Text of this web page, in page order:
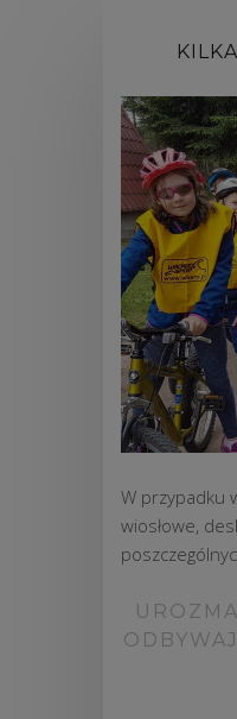
W przypadku
wiosłowe,